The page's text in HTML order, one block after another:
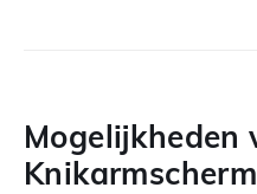
Mogelijkheden